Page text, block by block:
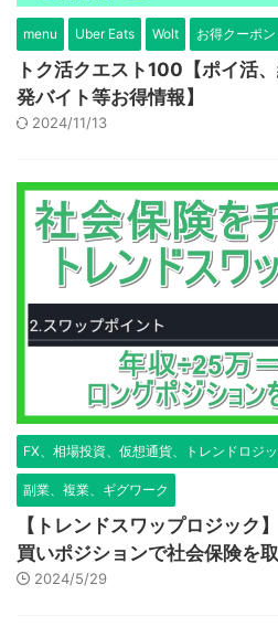
menu Uber Eats Wolt お得クーポ
トク活クエスト100【ポイ活
発バイト等お得情報】
2024/11/13
FX、相場投資、仮想通貨、トレンドロジ
副業、複業、ギグワーク
【トレンドスワップロジック
買いポジションで社会保険を
2024/5/29